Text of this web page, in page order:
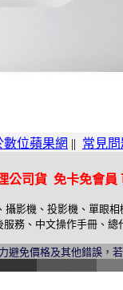
數位蘋果網 || 常見
公司貨 免卡免會
攝影機、投影機、單眼
務、中文操作手冊、
避免價格及其他錯誤，